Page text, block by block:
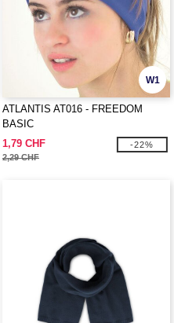
W1
ATLANTIS AT016 - FREEDOM
BASIC
1,79 CHF
2,29 CHF
-22%